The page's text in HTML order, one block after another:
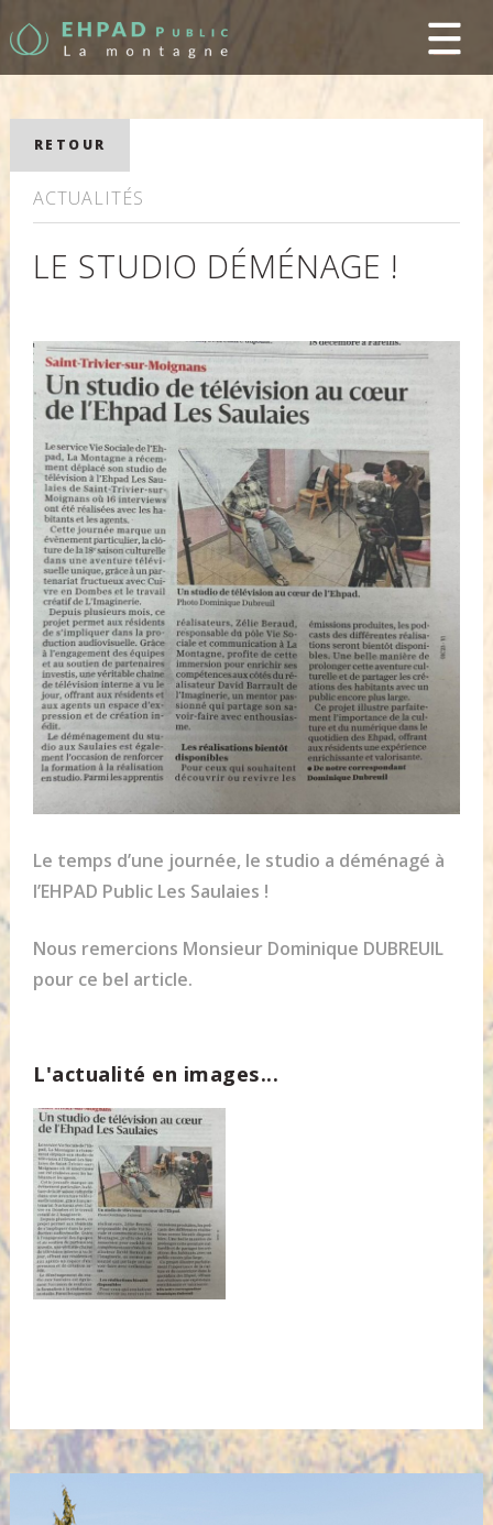
RETOUR
ACTUALITÉS
LE STUDIO DÉMÉNAGE !
Le temps d’une journée, le studio a déménagé à
l’EHPAD Public Les Saulaies !
Nous remercions Monsieur Dominique DUBREUIL
pour ce bel article.
L'actualité en images...